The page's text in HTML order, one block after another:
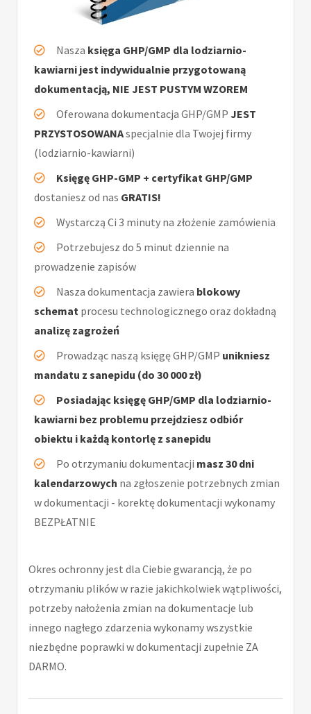
Nasza księga GHP/GMP dla lodziarnio-
kawiarni jest indywidualnie przygotowaną
dokumentacją, NIE JEST PUSTYM WZOREM
Oferowana dokumentacja GHP/GMP JEST
PRZYSTOSOWANAspecjalnie dla Twojej firmy
(lodziarnio-kawiarni)
Księgę GHP-GMP + certyfikat GHP/GMP
dostaniesz od nas GRATIS!
Wystarczą Ci 3 minuty na złożenie zamówienia
Potrzebujesz do 5 minut dziennie na
prowadzenie zapisów
Nasza dokumentacja zawiera blokowy
schemat procesu technologicznego oraz dokładną
analizę zagrożeń
Prowadząc naszą księgę GHP/GMP unikniesz
mandatu z sanepidu (do 30 000 zł)
Posiadając księgę GHP/GMP dla lodziarnio-
kawiarni bez problemu przejdziesz odbiór
obiektu i każdą kontorlę z sanepidu
Po otrzymaniu dokumentacji masz 30 dni
kalendarzowych na zgłoszenie potrzebnych zmian
w dokumentacji - korektę dokumentacji wykonamy
BEZPŁATNIE
Okres ochronny jest dla Ciebie gwarancją, że po
otrzymaniu plików w razie jakichkolwiek wątpliwości,
potrzeby nałożenia zmian na dokumentacje lub
innego nagłego zdarzenia wykonamy wszystkie
niezbędne poprawki w dokumentacji zupełnie ZA
DARMO.